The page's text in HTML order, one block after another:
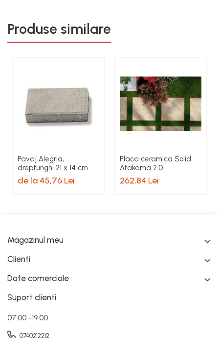
Produse similare
Pavaj Alegria,
dreptunghi 21 x 14 cm
de la 45,76 Lei
Placa ceramica Solid
Atakama 2.0
262,84 Lei
Magazinul meu
Clienti
Date comerciale
Suport clienti
07.00 -19.00
0740212212